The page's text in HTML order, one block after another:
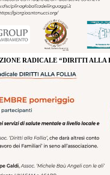
RADICALE “DIRITTI ALLA